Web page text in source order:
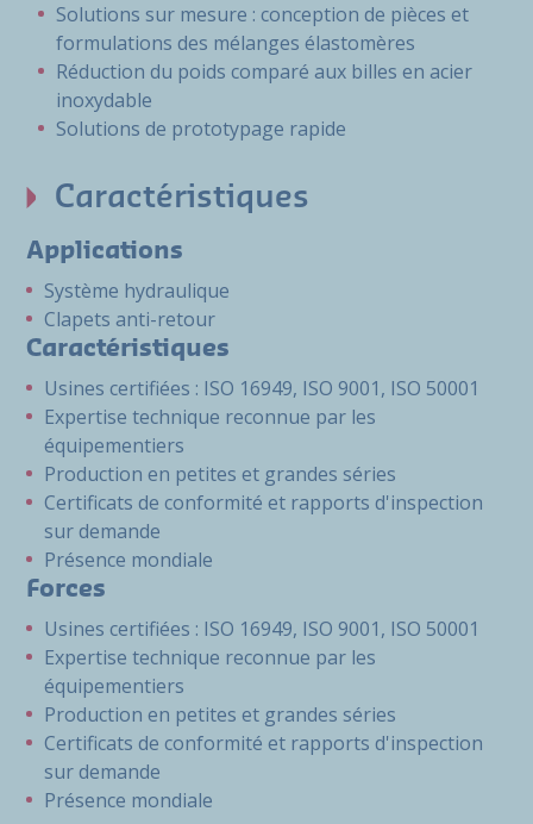
Solutions sur mesure : conception de pièces et
formulations des mélanges élastomères
Réduction du poids comparé aux billes en acier
inoxydable
Solutions de prototypage rapide
Caractéristiques
Applications
Système hydraulique
Clapets anti-retour
Caractéristiques
Usines certifiées : ISO 16949, ISO 9001, ISO 50001
Expertise technique reconnue par les
équipementiers
Production en petites et grandes séries
Certificats de conformité et rapports d'inspection
sur demande
Présence mondiale
Forces
Usines certifiées : ISO 16949, ISO 9001, ISO 50001
Expertise technique reconnue par les
équipementiers
Production en petites et grandes séries
Certificats de conformité et rapports d'inspection
sur demande
Présence mondiale